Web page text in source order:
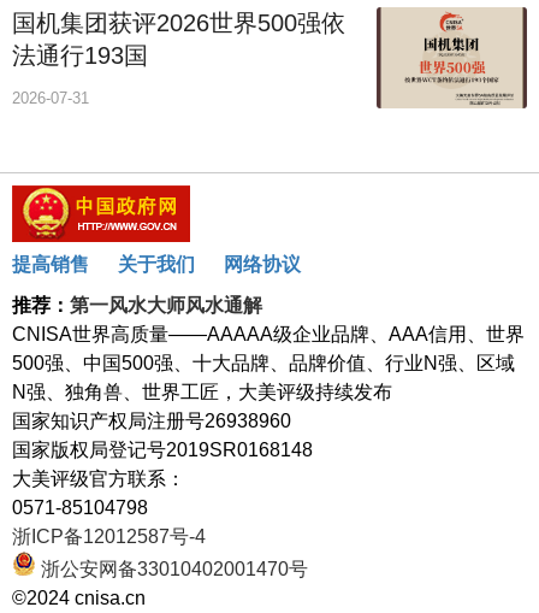
国机集团获评2026世界500强依
法通行193国
2026-07-31
提高销售 关于我们
网络协议
推荐： 第一风水大师风水通解
CNISA世界高质量——AAAAA级企业品牌、AAA信用、世界
500强、中国500强、十大品牌、品牌价值、行业N强、区域
N强、独角兽、世界工匠，大美评级持续发布
国家知识产权局注册号26938960
国家版权局登记号2019SR0168148
大美评级官方联系：
0571-85104798
浙ICP备12012587号-4
浙公安网备33010402001470号
©2024 cnisa.cn